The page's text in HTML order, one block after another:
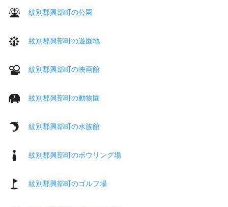
紋別郡興部町の公園
紋別郡興部町の遊園地
紋別郡興部町の映画館
紋別郡興部町の動物園
紋別郡興部町の水族館
紋別郡興部町のボウリング場
紋別郡興部町のゴルフ場